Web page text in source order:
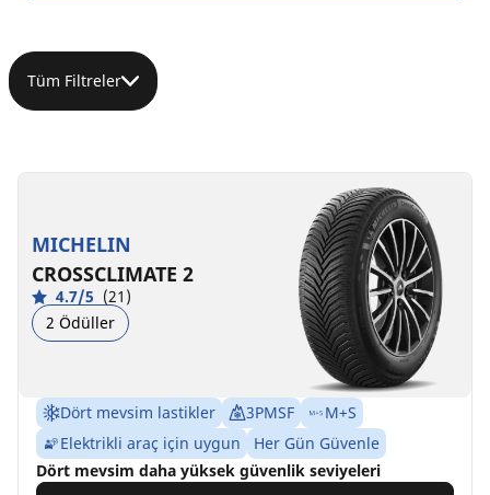
Tüm Filtreler
MICHELIN
CROSSCLIMATE 2
4.7/5 (21)
2 Ödüller
Dört mevsim lastikler 3PMSF
M+S
Elektrikli araç için uygun
Her Gün Güvenle
Dört mevsim daha yüksek güvenlik seviyeleri